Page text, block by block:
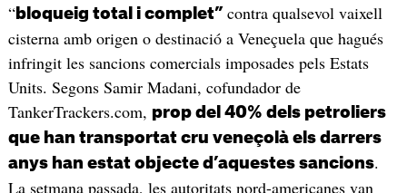
“bloqueig total i complet” contra qualsevol vaixell
cisterna amb origen o destinació a Veneçuela que hagués
infringit les sancions comercials imposades pels Estats
Units. Segons Samir Madani, cofundador de
TankerTrackers.com, prop del 40% dels petroliers
que han transportat cru veneçolà els darrers
anys han estat objecte d’aquestes sancions.
La setmana passada, les autoritats nord-americanes van